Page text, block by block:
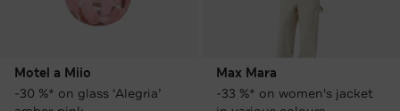
Motel a Miio
-30 %* on glass ‘Alegria’
Max Mara
-33 %* on women's jacket